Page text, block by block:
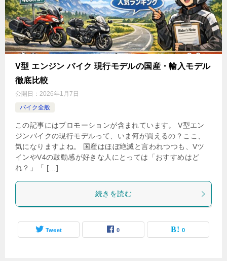
V型 エンジン バイク 現行モデルの国産・輸入モデル
徹底比較
公開日： 2026年1月7日
バイク全般
この記事にはプロモーションが含まれています。 V型エン
ジンバイクの現行モデルって、いま何が買えるの？ここ、
気になりますよね。 国産はほぼ絶滅と言われつつも、Vツ
インやV4の鼓動感が好きな人にとっては「おすすめはど
れ？」「 […]
続きを読む
Tweet 0 0